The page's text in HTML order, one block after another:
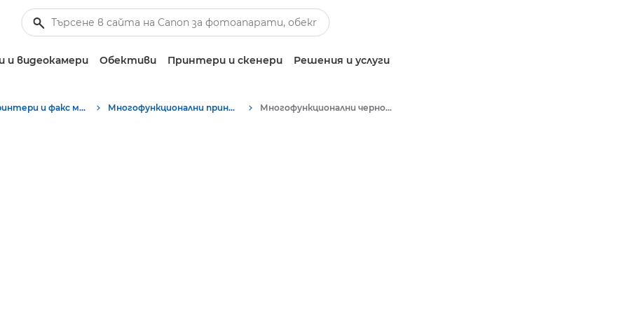
видеокамери Обективи Принтери и скенери Решения и услуги
Бизнес принтери и факс машини Многофункционални принтери – принтери "всичко в едно" Многофункционални черно-бели принтери